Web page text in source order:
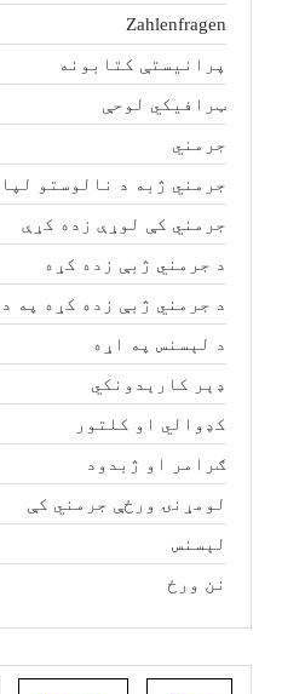
Zahlenfragen
پرانیستې کتابونه
ټرافیکي لوحې
جرمني
جرمني ژبه د نالوستو
جرمني کې لوړې زده کړې
د جرمني ژبې زده کړه
د جرمني ژبې زده کړه په
د لېسنس په اړه
ډېر کارېدونکي
کډوالي او کلتور
ګرامر او ژبدود
لومړنۍ ورځې جرمني کې
لېسنس
نن ورځ